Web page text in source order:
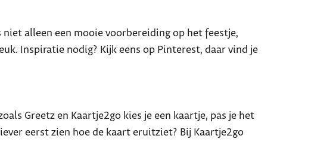
alleen een mooie voorbereiding op het feestje,
Inspiratie nodig? Kijk eens op Pinterest, daar vind je
Greetz en Kaartje2go kies je een kaartje, pas je het
eerst zien hoe de kaart eruitziet? Bij Kaartje2go